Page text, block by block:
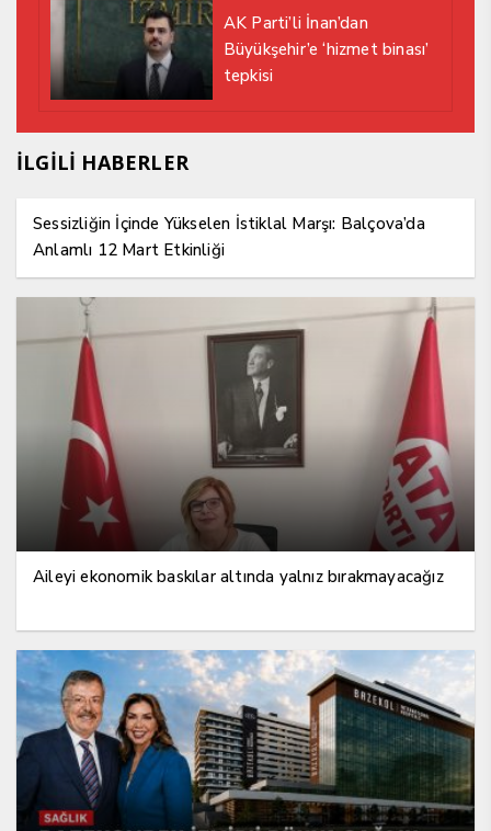
AK Parti’li İnan’dan
Büyükşehir’e ‘hizmet binası’
tepkisi
İLGİLİ HABERLER
Sessizliğin İçinde Yükselen İstiklal Marşı: Balçova’da
Anlamlı 12 Mart Etkinliği
Aileyi ekonomik baskılar altında yalnız bırakmayacağız